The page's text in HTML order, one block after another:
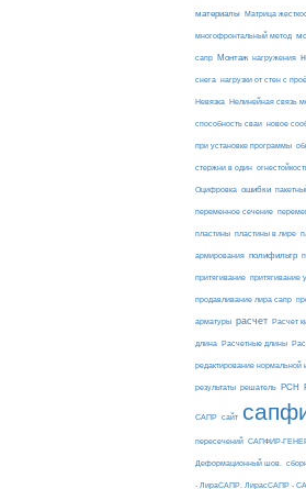
материалы Матрица
многофронтальный метод
сапр Монтаж нагружения
снега нагрузки от стен с
Невязка Нелинейная связь
способность сваи новое
при установке программы
стержни в один
Оцифровка ошибки
переменное сечение
пластины пластины в лире
армирования полифильтр
притягивание притягивание
продавливание лира сапр
арматуры расчет Расчет
длина Расчетные длины
редактирование нормальной
результаты решатель РСН
САПР сайт
пересечений САПФИР-
Деформационный шов.
- ЛираСАПР. ЛирасСАПР -